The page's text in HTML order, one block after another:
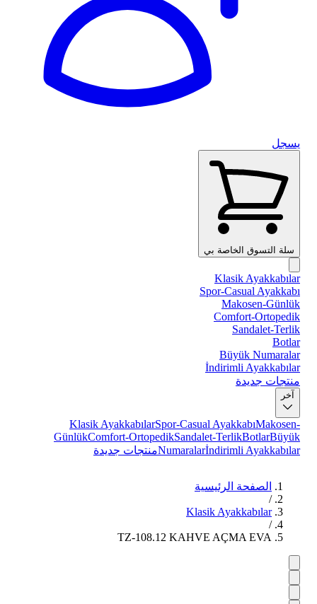
يسجل
سلة التسوق الخاصة بي
Klasik Ayakkabılar
Spor-Casual Ayakkabı
Makosen-Günlük
Comfort-Ortopedik
Sandalet-Terlik
Botlar
Büyük Numaralar
İndirimli Ayakkabılar
منتجات جديدة
آخر
Klasik AyakkabılarSpor-Casual AyakkabıMakosen-
GünlükComfort-OrtopedikSandalet-TerlikBotlarBüyük
Numaralarİndirimli Ayakkabılar منتجات جديدة
الصفحة الرئيسية
/
Klasik Ayakkabılar
/
TZ-108.12 KAHVE AÇMA EVA